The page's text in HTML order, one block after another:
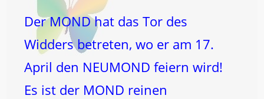
Der MOND hat das Tor des
Widders betreten, wo er am 17.
April den NEUMOND feiern wird!
Es ist der MOND reinen